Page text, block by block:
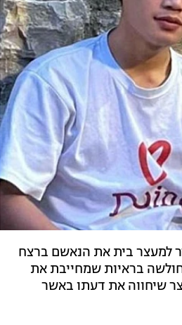
למעצר בית את הנאשם ברצח
בראיות שמחייבת את
שיחווה את דעתו באשר